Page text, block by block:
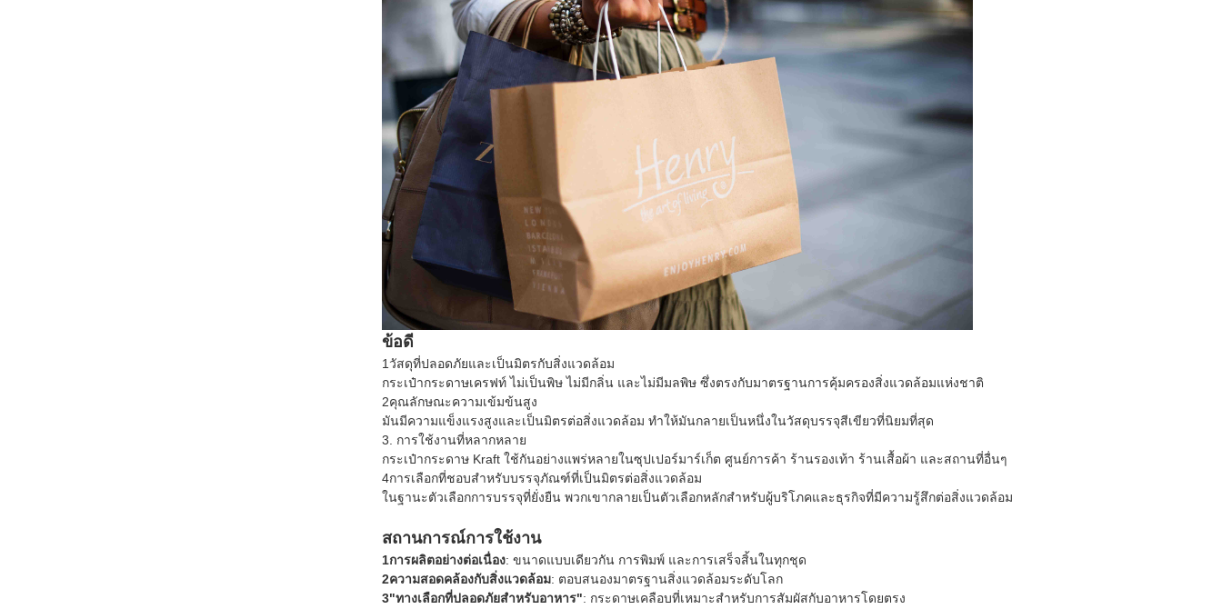
ข้อดี
1วัสดุที่ปลอดภัยและเป็นมิตรกับสิ่งแวดล้อม
กระเป๋ากระดาษเครฟท์ ไม่เป็นพิษ ไม่มีกลิ่น และไม่มีมลพิษ ซึ่งตรงกับมาตรฐานการคุ้มครองสิ่งแวดล้อมแห่งชาติ
2คุณลักษณะความเข้มข้นสูง
มันมีความแข็งแรงสูงและเป็นมิตรต่อสิ่งแวดล้อม ทําให้มันกลายเป็นหนึ่งในวัสดุบรรจุสีเขียวที่นิยมที่สุด
3. การใช้งานที่หลากหลาย
กระเป๋ากระดาษ Kraft ใช้กันอย่างแพร่หลายในซุปเปอร์มาร์เก็ต ศูนย์การค้า ร้านรองเท้า ร้านเสื้อผ้า และสถานที่อื่นๆ
4การเลือกที่ชอบสําหรับบรรจุภัณฑ์ที่เป็นมิตรต่อสิ่งแวดล้อม
ในฐานะตัวเลือกการบรรจุที่ยั่งยืน พวกเขากลายเป็นตัวเลือกหลักสําหรับผู้บริโภคและธุรกิจที่มีความรู้สึกต่อสิ่งแวดล้อม
สถานการณ์การใช้งาน
1การผลิตอย่างต่อเนื่อง: ขนาดแบบเดียวกัน การพิมพ์ และการเสร็จสิ้นในทุกชุด
2ความสอดคล้องกับสิ่งแวดล้อม: ตอบสนองมาตรฐานสิ่งแวดล้อมระดับโลก
3"ทางเลือกที่ปลอดภัยสําหรับอาหาร": กระดาษเคลือบที่เหมาะสําหรับการสัมผัสกับอาหารโดยตรง